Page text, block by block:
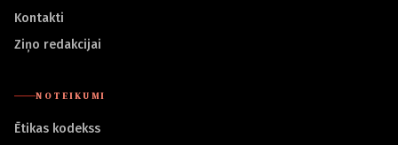
Kontakti
Ziņo redakcijai
NOTEIKUMI
Ētikas kodekss